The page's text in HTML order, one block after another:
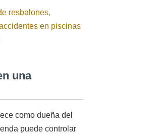
resbalones,
en piscinas
una
como dueña del
puede controlar